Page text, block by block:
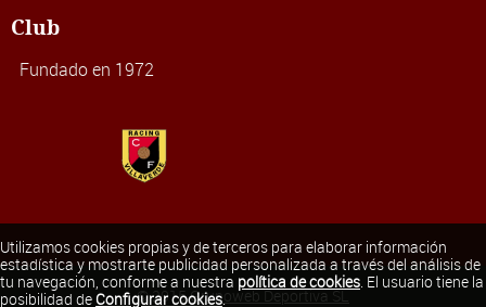
Club
Fundado en 1972
© 2015Grupoweb Deportiva SL
Utilizamos cookies propias y de terceros para elaborar información
estadística y mostrarte publicidad personalizada a través del análisis de
tu navegación, conforme a nuestra política de cookies. El usuario tiene la
posibilidad de Configurar cookies.